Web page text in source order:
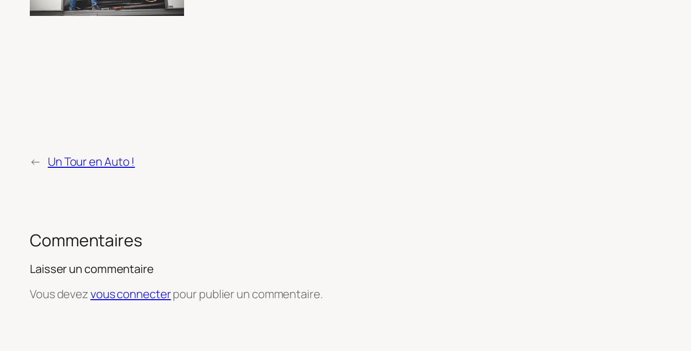
← Un Tour en Auto !
Commentaires
Laisser un commentaire
Vous devezvous connecterpour publier un commentaire.